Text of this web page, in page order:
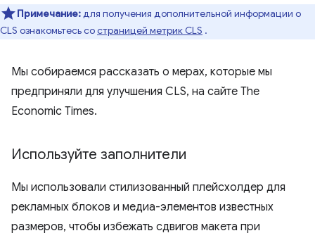
Примечание:для получения дополнительной информации о
CLS ознакомьтесь состраницей метрик CLS .
Мы собираемся рассказать о мерах, которые мы
предприняли для улучшения CLS, на сайте The
Economic Times.
Используйте заполнители
Мы использовали стилизованный плейсхолдер для
рекламных блоков и медиа-элементов известных
размеров, чтобы избежать сдвигов макета при